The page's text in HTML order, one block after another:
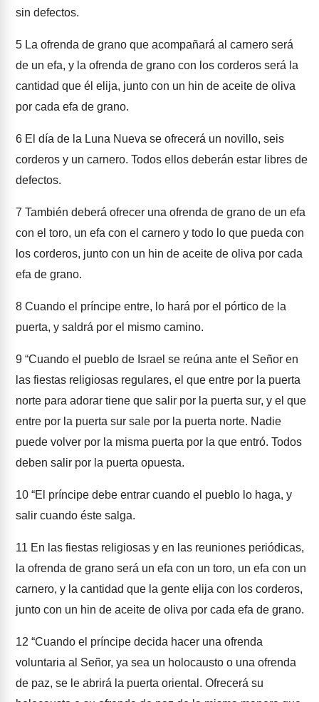
sin defectos.
5 La ofrenda de grano que acompañará al carnero será
de un efa, y la ofrenda de grano con los corderos será la
cantidad que él elija, junto con un hin de aceite de oliva
por cada efa de grano.
6 El día de la Luna Nueva se ofrecerá un novillo, seis
corderos y un carnero. Todos ellos deberán estar libres de
defectos.
7 También deberá ofrecer una ofrenda de grano de un efa
con el toro, un efa con el carnero y todo lo que pueda con
los corderos, junto con un hin de aceite de oliva por cada
efa de grano.
8 Cuando el príncipe entre, lo hará por el pórtico de la
puerta, y saldrá por el mismo camino.
9 “Cuando el pueblo de Israel se reúna ante el Señor en
las fiestas religiosas regulares, el que entre por la puerta
norte para adorar tiene que salir por la puerta sur, y el que
entre por la puerta sur sale por la puerta norte. Nadie
puede volver por la misma puerta por la que entró. Todos
deben salir por la puerta opuesta.
10 “El príncipe debe entrar cuando el pueblo lo haga, y
salir cuando éste salga.
11 En las fiestas religiosas y en las reuniones periódicas,
la ofrenda de grano será un efa con un toro, un efa con un
carnero, y la cantidad que la gente elija con los corderos,
junto con un hin de aceite de oliva por cada efa de grano.
12 “Cuando el príncipe decida hacer una ofrenda
voluntaria al Señor, ya sea un holocausto o una ofrenda
de paz, se le abrirá la puerta oriental. Ofrecerá su